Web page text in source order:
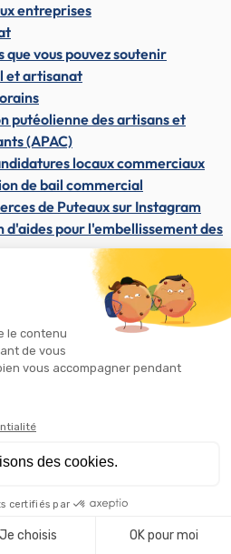
entreprises
que vous pouvez soutenir
et artisanat
putéolienne des artisans et
(APAC)
locaux commerciaux
de bail commercial
de Puteaux sur Instagram
pour l'embellissement des
publicité
4 Temps & le CNIT
Dolto
reconnaître les signes et agir vite
mentale : une priorité nationale